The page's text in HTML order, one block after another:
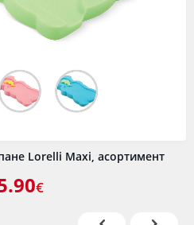
Lorelli Maxi, асортимент
€